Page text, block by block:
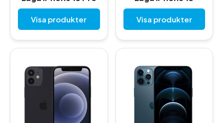
Visa produkter Visa produkter